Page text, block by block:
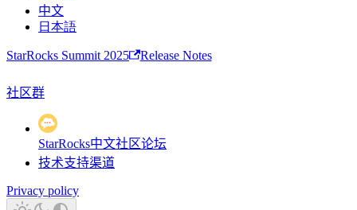
中文
日本語
StarRocks Summit 2025 Release Notes
社区群
StarRocks中文社区论坛
技术支持渠道
Privacy policy